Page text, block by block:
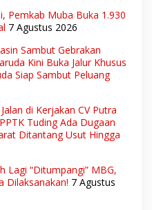
Pemkab Muba Buka 1.930
7 Agustus 2026
Sambut Gebrakan
Kini Buka Jalur Khusus
Siap Sambut Peluang
di Kerjakan CV Putra
Tuding Ada Dugaan
Ditantang Usut Hingga
Lagi “Ditumpangi” MBG,
Dilaksanakan! 7 Agustus